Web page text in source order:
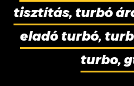
tisztítás, turbó
eladó turbó,
turbo,